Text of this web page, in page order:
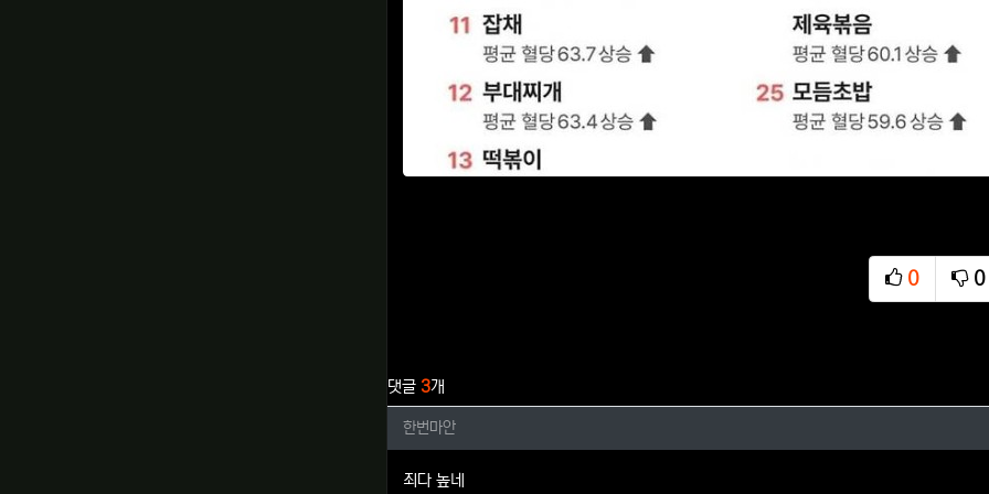
0
추천
0
비
댓글 3개
한번마안님의 댓글
한번마안
죄다 높네